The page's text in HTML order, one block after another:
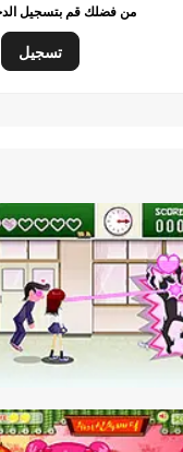
من فضلك قم بتسجيل
تسجيل